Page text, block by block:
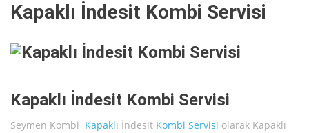
Kapaklı İndesit Kombi Servisi
Kapaklı İndesit Kombi Servisi
Seymen Kombi Kapaklı İndesit Kombi Servisi olarak Kapaklı